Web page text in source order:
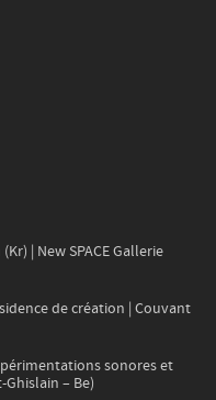
| New SPACE Gallerie
de création | Couvant
sonores et
– Be)